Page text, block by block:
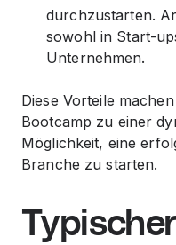
durchzustarten.
sowohl in Start-
Unternehmen.
Diese Vorteile
Bootcamp zu einer
Möglichkeit, eine
Branche zu starten.